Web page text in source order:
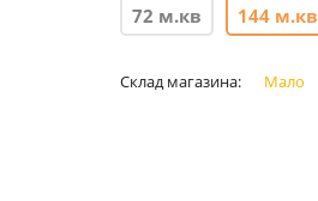
72 м.кв 144 м.кв
Склад магазина: Мало